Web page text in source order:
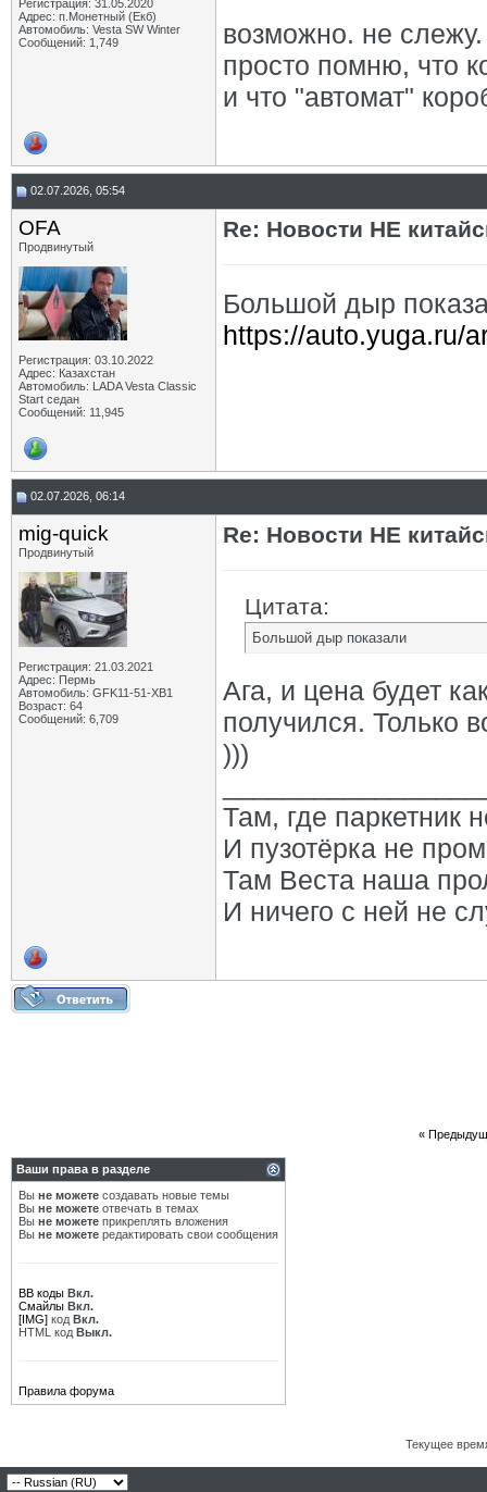
Регистрация: 31.05.2020
Адрес: п.Монетный (Екб)
Автомобиль: Vesta SW Winter
Сообщений: 1,749
возможно. не слежу.
просто помню, что
и что "автомат"
02.07.2026, 05:54
OFA
Продвинутый
Регистрация: 03.10.2022
Адрес: Казахстан
Автомобиль: LADA Vesta Classic
Start седан
Сообщений: 11,945
Re: Новости НЕ
Большой дыр
https://auto.yuga.ru/
02.07.2026, 06:14
mig-quick
Продвинутый
Регистрация: 21.03.2021
Адрес: Пермь
Автомобиль: GFK11-51-ХВ1
Возраст: 64
Сообщений: 6,709
Re: Новости НЕ
Цитата:
Большой дыр показали
Ага, и цена будет
получился. Только
)))
Там, где паркетник
И пузотёрка не
Там Веста наша
И ничего с ней не
«
Ваши права в разделе
Вы не можете создавать новые темы
Вы не можете отвечать в темах
Вы не можете прикреплять вложения
Вы не можете редактировать свои сообщения
BB коды Вкл.
Смайлы Вкл.
[IMG] код Вкл.
HTML код Выкл.
Правила форума
Текущее